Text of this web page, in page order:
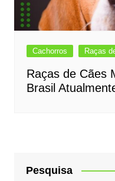
Cachorros Raças
Raças de Cães
Brasil
Pesquisa